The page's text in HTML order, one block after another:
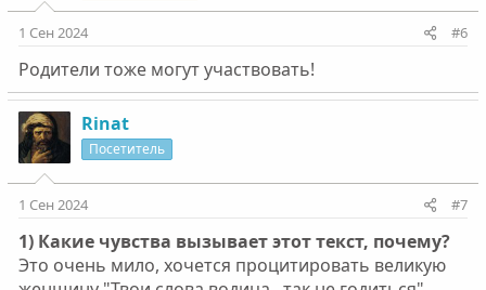
1 Сен 2024 #6
Родители тоже могут участвовать!
Rinat
Посетитель
1 Сен 2024 #7
1) Какие чувства вызывает этот текст, почему?
Это очень мило, хочется процитировать великую